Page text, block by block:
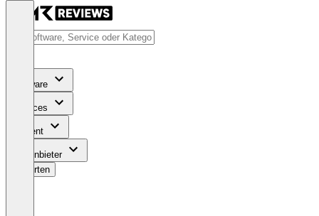
Software
Services
Content
Für Anbieter
Bewerten